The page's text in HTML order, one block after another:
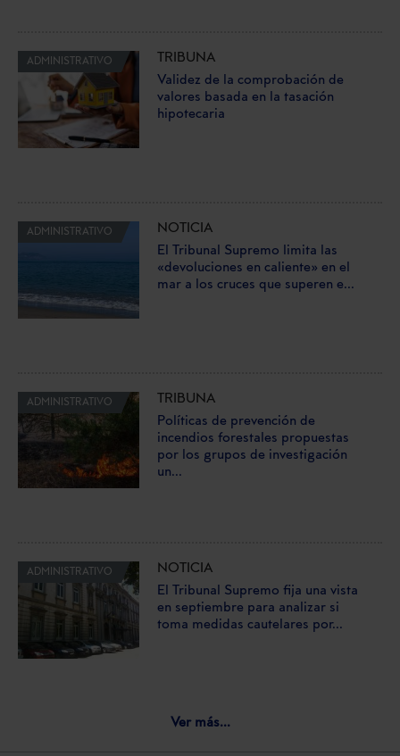
ADMINISTRATIVO
TRIBUNA
Validez de la comprobación de
valores basada en la tasación
hipotecaria
ADMINISTRATIVO
NOTICIA
El Tribunal Supremo limita las
«devoluciones en caliente» en el
mar a los cruces que superen e...
ADMINISTRATIVO
TRIBUNA
Políticas de prevención de
incendios forestales propuestas
por los grupos de investigación
un...
ADMINISTRATIVO
NOTICIA
El Tribunal Supremo fija una vista
en septiembre para analizar si
toma medidas cautelares por...
Ver más...